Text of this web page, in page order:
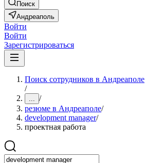
Поиск
Андреаполь
Войти
Войти
Зарегистрироваться
Поиск сотрудников в Андреаполе
/
... /
резюме в Андреаполе/
development manager/
проектная работа